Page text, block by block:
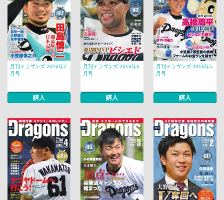
月刊ドラゴンズ 2016年7
月号
購入
月刊ドラゴンズ 2016年6
月号
購入
月刊ドラゴンズ 2016年5
月号
購入